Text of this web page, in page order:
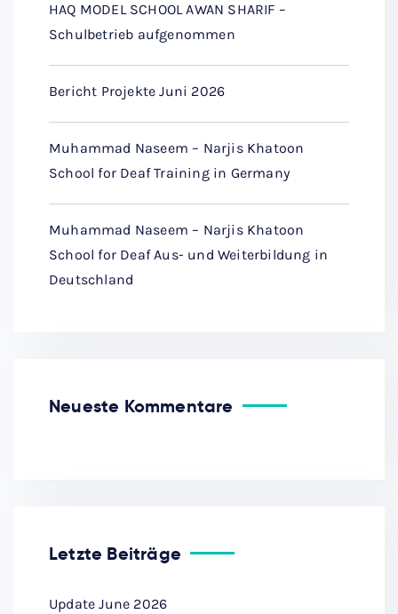
HAQ MODEL SCHOOL AWAN SHARIF –
Schulbetrieb aufgenommen
Bericht Projekte Juni 2026
Muhammad Naseem – Narjis Khatoon
School for Deaf Training in Germany
Muhammad Naseem – Narjis Khatoon
School for Deaf Aus- und Weiterbildung in
Deutschland
Neueste Kommentare
Letzte Beiträge
Update June 2026